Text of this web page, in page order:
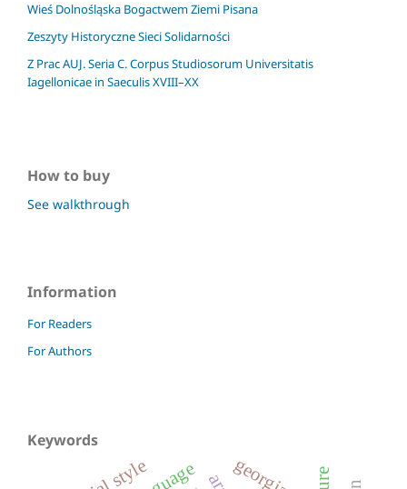
Wieś Dolnośląska Bogactwem Ziemi Pisana
Zeszyty Historyczne Sieci Solidarności
Z Prac AUJ. Seria C. Corpus Studiosorum Universitatis
Iagellonicae in Saeculis XVIII–XX
How to buy
See walkthrough
Information
For Readers
For Authors
Keywords
georgia